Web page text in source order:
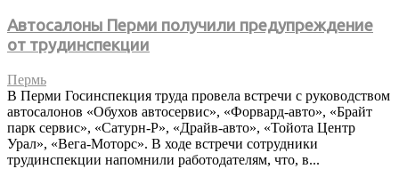
Автосалоны Перми получили предупреждение
от трудинспекции
Пермь
В Перми Госинспекция труда провела встречи с руководством
автосалонов «Обухов автосервис», «Форвард-авто», «Брайт
парк сервис», «Сатурн-Р», «Драйв-авто», «Тойота Центр
Урал», «Вега-Моторс». В ходе встречи сотрудники
трудинспекции напомнили работодателям, что, в...